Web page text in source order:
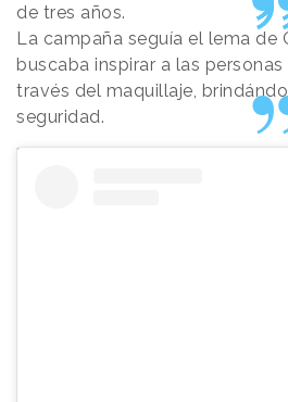
de tres años.
La campaña seguía el lema de
buscaba inspirar a las
través del maquillaje,
seguridad.